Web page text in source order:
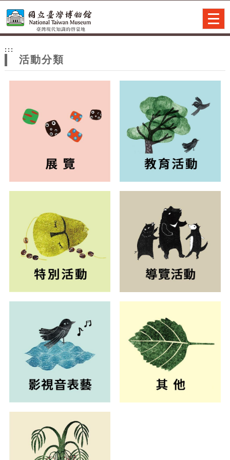
網
站
主
:::
活動分類